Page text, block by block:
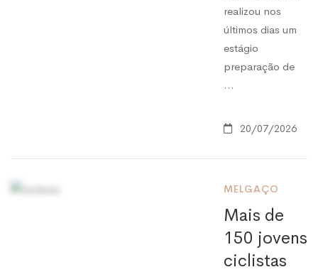
realizou nos
últimos dias um
estágio
preparação de
…
20/07/2026
MELGAÇO
Mais de
150 jovens
ciclistas